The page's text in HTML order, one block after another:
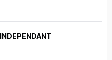
INDEPENDANT